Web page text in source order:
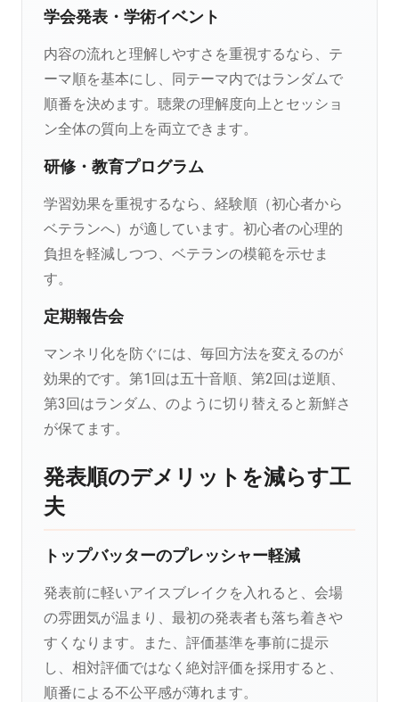
学会発表・学術イベント
内容の流れと理解しやすさを重視するなら、テ
ーマ順を基本にし、同テーマ内ではランダムで
順番を決めます。聴衆の理解度向上とセッショ
ン全体の質向上を両立できます。
研修・教育プログラム
学習効果を重視するなら、経験順（初心者から
ベテランへ）が適しています。初心者の心理的
負担を軽減しつつ、ベテランの模範を示せま
す。
定期報告会
マンネリ化を防ぐには、毎回方法を変えるのが
効果的です。第1回は五十音順、第2回は逆順、
第3回はランダム、のように切り替えると新鮮さ
が保てます。
発表順のデメリットを減らす工
夫
トップバッターのプレッシャー軽減
発表前に軽いアイスブレイクを入れると、会場
の雰囲気が温まり、最初の発表者も落ち着きや
すくなります。また、評価基準を事前に提示
し、相対評価ではなく絶対評価を採用すると、
順番による不公平感が薄れます。